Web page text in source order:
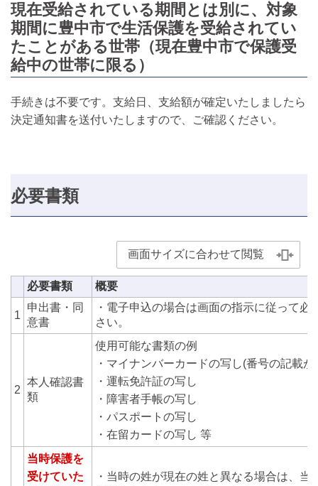
現在受給されている期間とは別に、対象
期間に豊中市で生活保護を受給されてい
たことがある世帯（現在豊中市で保護受
給中の世帯に限る）
手続きは不要です。支給日、支給額が確定いたしましたら
決定通知書を送付いたしますので、ご確認ください。
必要書類
画面サイズに合わせて閲覧
必要書類 概要
1
申出書・同
意書
・電子申込の場合は画面の指示に従って必
さい。
2
本人確認書
類
使用可能な書類の例
・マイナンバーカードの写し(番号の記載が
・運転免許証の写し
・障害者手帳の写し
・パスポートの写し
・在留カードの写し 等
当時保護を
受けていた
・当時の姓が現在の姓と異なる場合は、当